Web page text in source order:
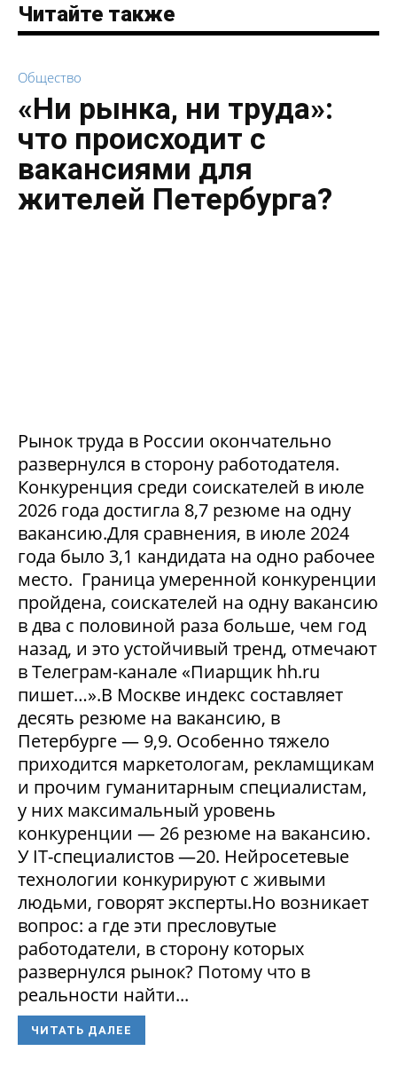
Читайте также
Общество
«Ни рынка, ни труда»:
что происходит с
вакансиями для
жителей Петербурга?
Рынок труда в России окончательно
развернулся в сторону работодателя.
Конкуренция среди соискателей в июле
2026 года достигла 8,7 резюме на одну
вакансию.Для сравнения, в июле 2024
года было 3,1 кандидата на одно рабочее
место. Граница умеренной конкуренции
пройдена, соискателей на одну вакансию
в два с половиной раза больше, чем год
назад, и это устойчивый тренд, отмечают
в Телеграм-канале «Пиарщик hh.ru
пишет…».В Москве индекс составляет
десять резюме на вакансию, в
Петербурге — 9,9. Особенно тяжело
приходится маркетологам, рекламщикам
и прочим гуманитарным специалистам,
у них максимальный уровень
конкуренции — 26 резюме на вакансию.
У IT-специалистов —20. Нейросетевые
технологии конкурируют с живыми
людьми, говорят эксперты.Но возникает
вопрос: а где эти пресловутые
работодатели, в сторону которых
развернулся рынок? Потому что в
реальности найти...
ЧИТАТЬ ДАЛЕЕ